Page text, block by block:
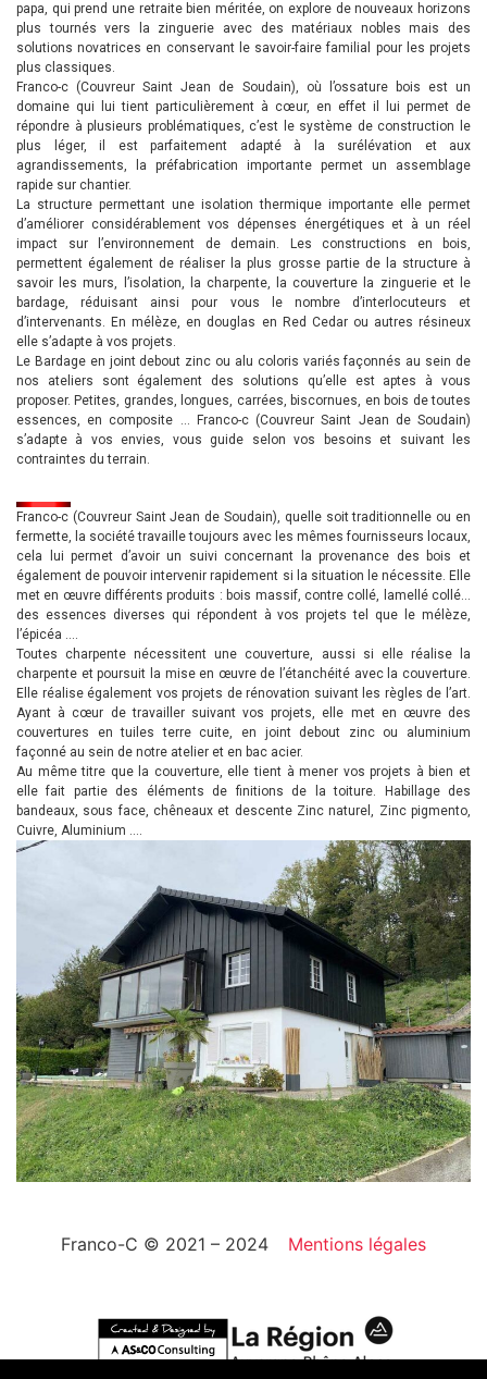
papa, qui prend une retraite bien méritée, on explore de nouveaux horizons
plus tournés vers la zinguerie avec des matériaux nobles mais des
solutions novatrices en conservant le savoir-faire familial pour les projets
plus classiques.
Franco-c (Couvreur Saint Jean de Soudain), où l’ossature bois est un
domaine qui lui tient particulièrement à cœur, en effet il lui permet de
répondre à plusieurs problématiques, c’est le système de construction le
plus léger, il est parfaitement adapté à la surélévation et aux
agrandissements, la préfabrication importante permet un assemblage
rapide sur chantier.
La structure permettant une isolation thermique importante elle permet
d’améliorer considérablement vos dépenses énergétiques et à un réel
impact sur l’environnement de demain. Les constructions en bois,
permettent également de réaliser la plus grosse partie de la structure à
savoir les murs, l’isolation, la charpente, la couverture la zinguerie et le
bardage, réduisant ainsi pour vous le nombre d’interlocuteurs et
d’intervenants. En mélèze, en douglas en Red Cedar ou autres résineux
elle s’adapte à vos projets.
Le Bardage en joint debout zinc ou alu coloris variés façonnés au sein de
nos ateliers sont également des solutions qu’elle est aptes à vous
proposer. Petites, grandes, longues, carrées, biscornues, en bois de toutes
essences, en composite … Franco-c (Couvreur Saint Jean de Soudain)
s’adapte à vos envies, vous guide selon vos besoins et suivant les
contraintes du terrain.
Franco-c (Couvreur Saint Jean de Soudain), quelle soit traditionnelle ou en
fermette, la société travaille toujours avec les mêmes fournisseurs locaux,
cela lui permet d’avoir un suivi concernant la provenance des bois et
également de pouvoir intervenir rapidement si la situation le nécessite. Elle
met en œuvre différents produits : bois massif, contre collé, lamellé collé…
des essences diverses qui répondent à vos projets tel que le mélèze,
l’épicéa ….
Toutes charpente nécessitent une couverture, aussi si elle réalise la
charpente et poursuit la mise en œuvre de l’étanchéité avec la couverture.
Elle réalise également vos projets de rénovation suivant les règles de l’art.
Ayant à cœur de travailler suivant vos projets, elle met en œuvre des
couvertures en tuiles terre cuite, en joint debout zinc ou aluminium
façonné au sein de notre atelier et en bac acier.
Au même titre que la couverture, elle tient à mener vos projets à bien et
elle fait partie des éléments de finitions de la toiture. Habillage des
bandeaux, sous face, chêneaux et descente Zinc naturel, Zinc pigmento,
Cuivre, Aluminium ….
Franco-C © 2021 – 2024 Mentions légales